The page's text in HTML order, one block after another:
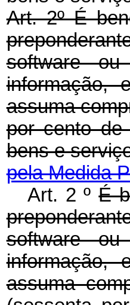
Art. 2º É
software
informação,
assuma
por cento de
bens e
pela Medida
Art. 2 ºÉ
software
informação,
assuma